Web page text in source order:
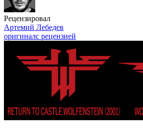
Рецензировал
Артемий Лебедев
оригиналс рецензией